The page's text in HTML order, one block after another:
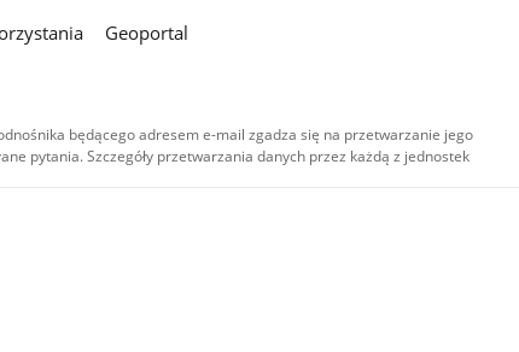
Geoportal
będącego adresem e-mail zgadza się na przetwarzanie jego
pytania. Szczegóły przetwarzania danych przez każdą z jednostek